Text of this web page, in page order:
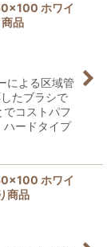
ホワイ
品
による区域管
たブラシで
コストパフ
ハードタイプ
ホワイ
商品